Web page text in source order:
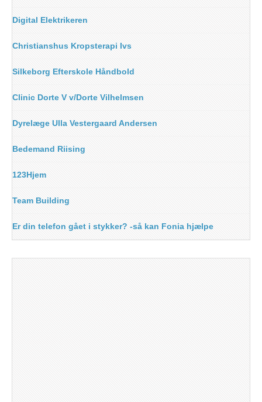
Digital Elektrikeren
Christianshus Kropsterapi Ivs
Silkeborg Efterskole Håndbold
Clinic Dorte V v/Dorte Vilhelmsen
Dyrelæge Ulla Vestergaard Andersen
Bedemand Riising
123Hjem
Team Building
Er din telefon gået i stykker? -så kan Fonia hjælpe